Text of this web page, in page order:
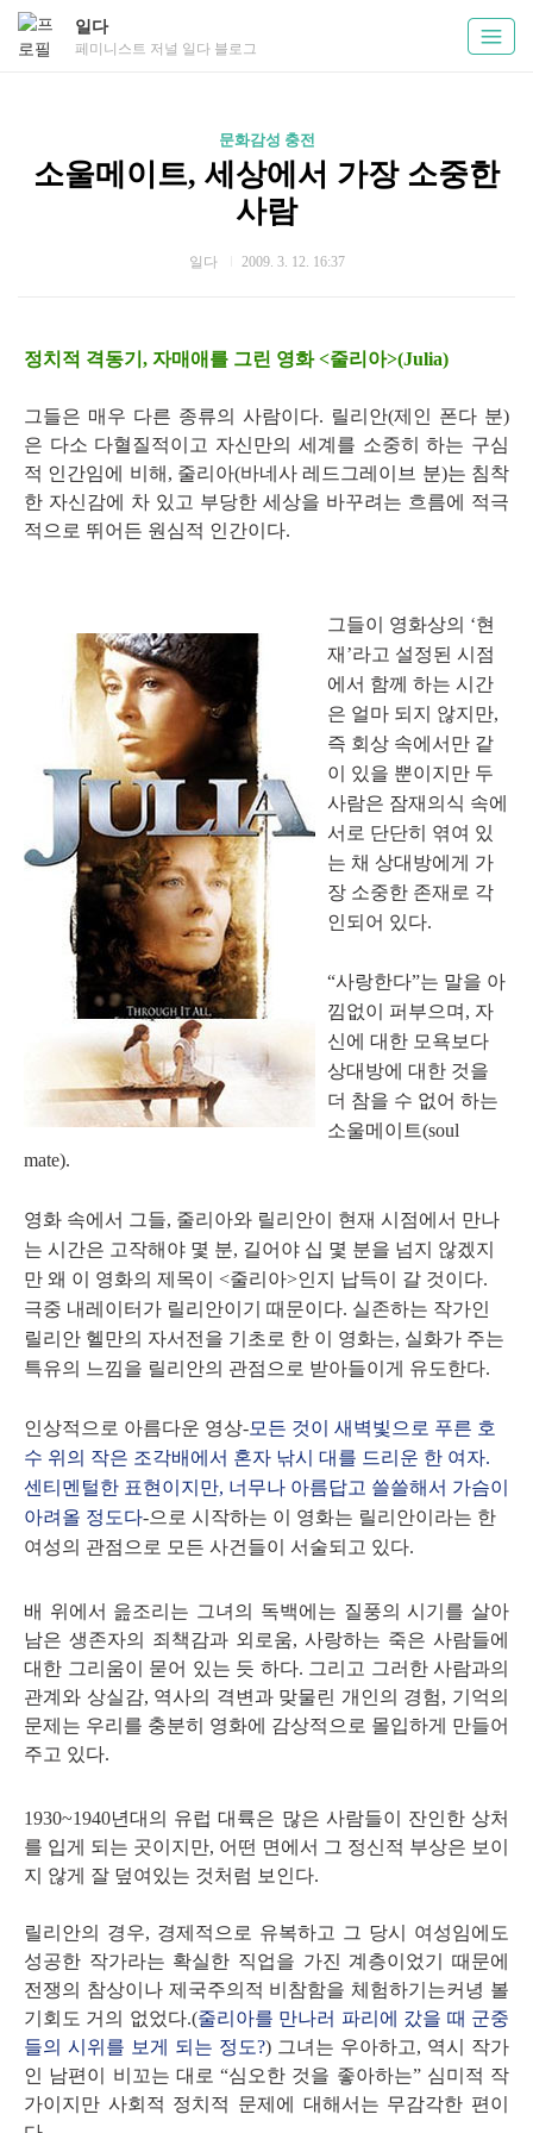
일다
페미니스트 저널 일다 블로그
문화감성 충전
소울메이트, 세상에서 가장 소중한
사람
일다 2009. 3. 12. 16:37
정치적 격동기, 자매애를 그린 영화 <줄리아>(Julia)
그들은 매우 다른 종류의 사람이다. 릴리안(제인 폰다 분)
은 다소 다혈질적이고 자신만의 세계를 소중히 하는 구심
적 인간임에 비해, 줄리아(바네사 레드그레이브 분)는 침착
한 자신감에 차 있고 부당한 세상을 바꾸려는 흐름에 적극
적으로 뛰어든 원심적 인간이다.
그들이 영화상의 ‘현
재’라고 설정된 시점
에서 함께 하는 시간
은 얼마 되지 않지만,
즉 회상 속에서만 같
이 있을 뿐이지만 두
사람은 잠재의식 속에
서로 단단히 엮여 있
는 채 상대방에게 가
장 소중한 존재로 각
인되어 있다.
“사랑한다”는 말을 아
낌없이 퍼부으며, 자
신에 대한 모욕보다
상대방에 대한 것을
더 참을 수 없어 하는
소울메이트(soul
mate).
영화 속에서 그들, 줄리아와 릴리안이 현재 시점에서 만나
는 시간은 고작해야 몇 분, 길어야 십 몇 분을 넘지 않겠지
만 왜 이 영화의 제목이 <줄리아>인지 납득이 갈 것이다.
극중 내레이터가 릴리안이기 때문이다. 실존하는 작가인
릴리안 헬만의 자서전을 기초로 한 이 영화는, 실화가 주는
특유의 느낌을 릴리안의 관점으로 받아들이게 유도한다.
인상적으로 아름다운 영상-모든 것이 새벽빛으로 푸른 호
수 위의 작은 조각배에서 혼자 낚시 대를 드리운 한 여자.
센티멘털한 표현이지만, 너무나 아름답고 쓸쓸해서 가슴이
아려올 정도다-으로 시작하는 이 영화는 릴리안이라는 한
여성의 관점으로 모든 사건들이 서술되고 있다.
배 위에서 읊조리는 그녀의 독백에는 질풍의 시기를 살아
남은 생존자의 죄책감과 외로움, 사랑하는 죽은 사람들에
대한 그리움이 묻어 있는 듯 하다. 그리고 그러한 사람과의
관계와 상실감, 역사의 격변과 맞물린 개인의 경험, 기억의
문제는 우리를 충분히 영화에 감상적으로 몰입하게 만들어
주고 있다.
1930~1940년대의 유럽 대륙은 많은 사람들이 잔인한 상처
를 입게 되는 곳이지만, 어떤 면에서 그 정신적 부상은 보이
지 않게 잘 덮여있는 것처럼 보인다.
릴리안의 경우, 경제적으로 유복하고 그 당시 여성임에도
성공한 작가라는 확실한 직업을 가진 계층이었기 때문에
전쟁의 참상이나 제국주의적 비참함을 체험하기는커녕 볼
기회도 거의 없었다.(줄리아를 만나러 파리에 갔을 때 군중
들의 시위를 보게 되는 정도?) 그녀는 우아하고, 역시 작가
인 남편이 비꼬는 대로 “심오한 것을 좋아하는” 심미적 작
가이지만 사회적 정치적 문제에 대해서는 무감각한 편이